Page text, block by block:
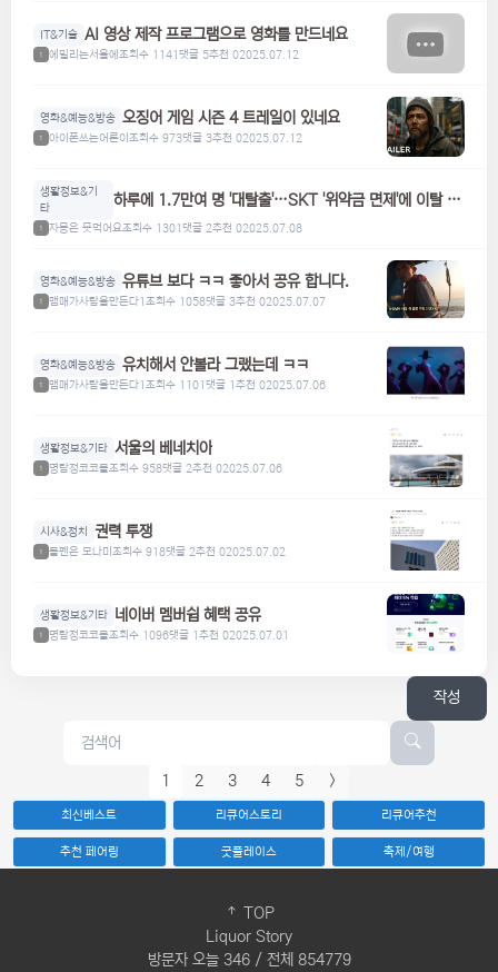
IT&기술 AI 영상 제작 프로그램으로 영화를 만드네요
1 에밀리는서울에 조회수 1141댓글 5추천 02025.07.12
영화&예능&방송 오징어 게임 시즌 4 트레일이 있네요
1 아이폰쓰는어른이 조회수 973댓글 3추천 02025.07.12
생활정보&기
타
하루에 1.7만여 명 '대탈출'…SKT '위약금 면제'에 이탈 급
1 자몽은 못먹어요조회수 1301댓글 2추천 02025.07.08
영화&예능&방송 유튜브 보다 ㅋㅋ 좋아서 공유 합니다.
1 맴매가사람을만든다1조회수 1058댓글 3추천 02025.07.07
영화&예능&방송 유치해서 안볼라 그랬는데 ㅋㅋ
1 맴매가사람을만든다1조회수 1101댓글 1추천 02025.07.06
생활정보&기타 서울의 베네치아
1 명탐정코코볼조회수 958댓글 2추천 02025.07.06
시사&정치 권력 투쟁
1 볼펜은 모나미 조회수 918댓글 2추천 02025.07.02
생활정보&기타 네이버 멤버쉽 혜택 공유
1 명탐정코코볼조회수 1096댓글 1추천 02025.07.01
작성
1 2 3 4 5 >
최신베스트 리큐어스토리 리큐어추천
추천 페어링 굿플레이스 축제/여행
Liquor Story
TOP
방문자 오늘 346 / 전체 854779